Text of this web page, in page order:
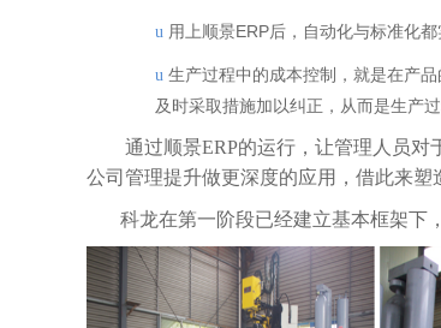
u 用上顺景ERP后，自动化与标准化都
u 生产过程中的成本控制，就是在产
及时采取措施加以纠正，从而是生产
通过顺景ERP的运行，让管理人员
公司管理提升做更深度的应用，借此来塑
科龙在第一阶段已经建立基本框架下，